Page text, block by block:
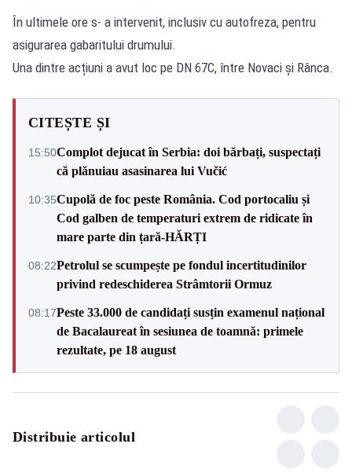
În ultimele ore s- a intervenit, inclusiv cu autofreza, pentru
asigurarea gabaritului drumului.
Una dintre acțiuni a avut loc pe DN 67C, între Novaci și Rânca.
CITEȘTE ȘI
15:50Complot dejucat în Serbia: doi bărbați, suspectați
că plănuiau asasinarea lui Vučić
10:35Cupolă de foc peste România. Cod portocaliu și
Cod galben de temperaturi extrem de ridicate în
mare parte din țară-HĂRȚI
08:22Petrolul se scumpește pe fondul incertitudinilor
privind redeschiderea Strâmtorii Ormuz
08:17Peste 33.000 de candidați susțin examenul național
de Bacalaureat în sesiunea de toamnă: primele
rezultate, pe 18 august
Distribuie articolul